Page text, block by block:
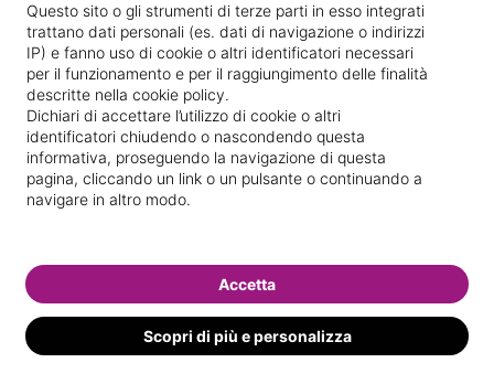
Specializzata inEpilazione con cera
Vedi le informazioni di Rosalba
Questo sito o gli strumenti di terze parti in esso integrati
trattano dati personali (es. dati di navigazione o indirizzi
IP) e fanno uso di cookie o altri identificatori necessari
per il funzionamento e per il raggiungimento delle finalità
descritte nella cookie policy.
Dichiari di accettare l’utilizzo di cookie o altri
identificatori chiudendo o nascondendo questa
informativa, proseguendo la navigazione di questa
pagina, cliccando un link o un pulsante o continuando a
navigare in altro modo.
Scopri di più e personalizza
Accetta